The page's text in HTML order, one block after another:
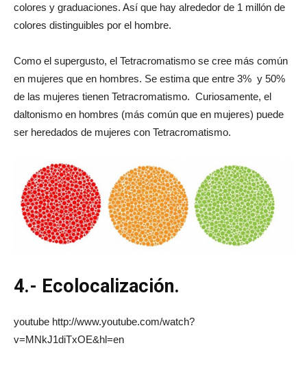
colores y graduaciones. Así que hay alrededor de 1 millón de
colores distinguibles por el hombre.
Como el supergusto, el Tetracromatismo se cree más común
en mujeres que en hombres. Se estima que entre 3% y 50%
de las mujeres tienen Tetracromatismo. Curiosamente, el
daltonismo en hombres (más común que en mujeres) puede
ser heredados de mujeres con Tetracromatismo.
4.- Ecolocalización.
youtube http://www.youtube.com/watch?
v=MNkJ1diTxOE&hl=en